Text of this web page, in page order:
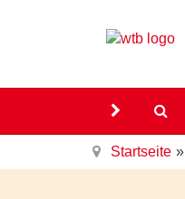
Startseite